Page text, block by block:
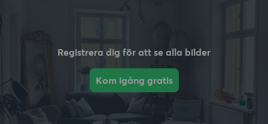
Registrera dig för att se alla bilder
Kom igång gratis